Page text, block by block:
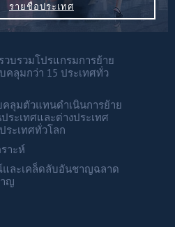
Испания
Казахстан
Кипр
Латвия
รายชื่อประเทศ
บรวมโปรแกรมการย้าย
คลุมกว่า 15 ประเทศทั่ว
ลุมตัวแทนดำเนินการย้าย
ระเทศและต่างประเทศ
ระเทศทั่วโลก
าะห์
ละเคล็ดลับอันชาญฉลาด
ญ